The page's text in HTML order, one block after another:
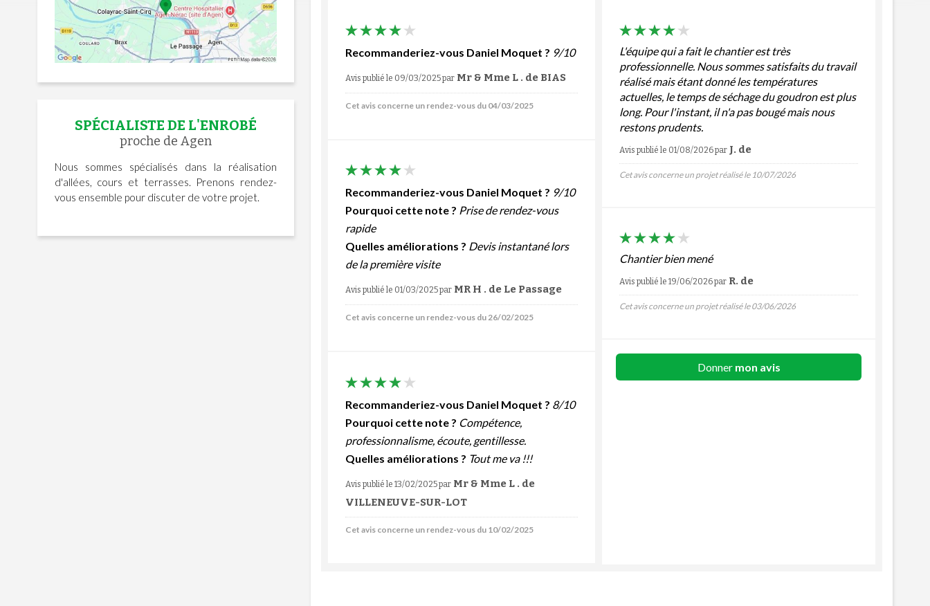
SPÉCIALISTE DE L'ENROBÉ
proche de Agen
Nous sommes spécialisés dans la réalisation
d'allées, cours et terrasses. Prenons rendez-
vous ensemble pour discuter de votre projet.
Recommanderiez-vous Daniel Moquet ? 9/10
Avis publié le 09/03/2025par Mr & Mme L . de BIAS
Cet avis concerne un rendez-vous du 04/03/2025
Recommanderiez-vous Daniel Moquet ? 9/10
Pourquoi cette note ? Prise de rendez-vous
rapide
Quelles améliorations ? Devis instantané lors
de la première visite
Avis publié le 01/03/2025par MR H . de Le Passage
Cet avis concerne un rendez-vous du 26/02/2025
Recommanderiez-vous Daniel Moquet ? 8/10
Pourquoi cette note ? Compétence,
professionnalisme, écoute, gentillesse.
Quelles améliorations ? Tout me va !!!
Avis publié le 13/02/2025par Mr & Mme L . de
VILLENEUVE-SUR-LOT
Cet avis concerne un rendez-vous du 10/02/2025
L'équipe qui a fait le chantier est très
professionnelle. Nous sommes satisfaits du travail
réalisé mais étant donné les températures
actuelles, le temps de séchage du goudron est plus
long. Pour l'instant, il n'a pas bougé mais nous
restons prudents.
Avis publié le 01/08/2026par J. de
Cet avis concerne un projet réalisé le 10/07/2026
Chantier bien mené
Avis publié le 19/06/2026par R. de
Cet avis concerne un projet réalisé le 03/06/2026
Donner mon avis